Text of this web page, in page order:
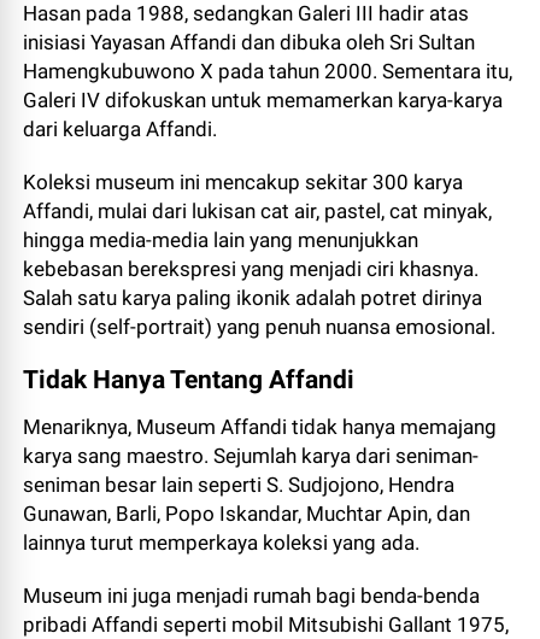
Hasan pada 1988, sedangkan Galeri III hadir atas
inisiasi Yayasan Affandi dan dibuka oleh Sri Sultan
Hamengkubuwono X pada tahun 2000. Sementara itu,
Galeri IV difokuskan untuk memamerkan karya-karya
dari keluarga Affandi.
Koleksi museum ini mencakup sekitar 300 karya
Affandi, mulai dari lukisan cat air, pastel, cat minyak,
hingga media-media lain yang menunjukkan
kebebasan berekspresi yang menjadi ciri khasnya.
Salah satu karya paling ikonik adalah potret dirinya
sendiri (self-portrait) yang penuh nuansa emosional.
Tidak Hanya Tentang Affandi
Menariknya, Museum Affandi tidak hanya memajang
karya sang maestro. Sejumlah karya dari seniman-
seniman besar lain seperti S. Sudjojono, Hendra
Gunawan, Barli, Popo Iskandar, Muchtar Apin, dan
lainnya turut memperkaya koleksi yang ada.
Museum ini juga menjadi rumah bagi benda-benda
pribadi Affandi seperti mobil Mitsubishi Gallant 1975,